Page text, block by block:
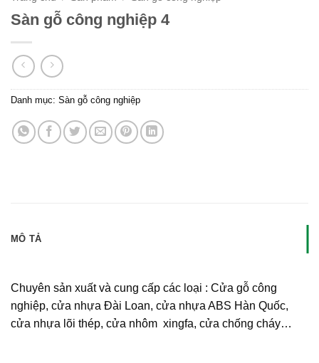
Sàn gỗ công nghiệp 4
Danh mục: Sàn gỗ công nghiệp
MÔ TẢ
Chuyên sản xuất và cung cấp các loại : Cửa gỗ công
nghiệp, cửa nhựa Đài Loan, cửa nhựa ABS Hàn Quốc,
cửa nhựa lõi thép, cửa nhôm xingfa, cửa chống cháy…